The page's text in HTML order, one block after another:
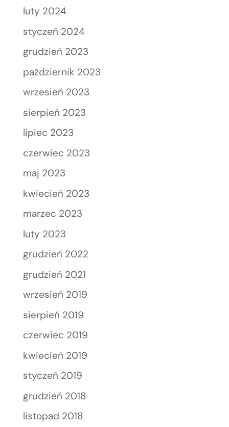
luty 2024
styczeń 2024
grudzień 2023
październik 2023
wrzesień 2023
sierpień 2023
lipiec 2023
czerwiec 2023
maj 2023
kwiecień 2023
marzec 2023
luty 2023
grudzień 2022
grudzień 2021
wrzesień 2019
sierpień 2019
czerwiec 2019
kwiecień 2019
styczeń 2019
grudzień 2018
listopad 2018